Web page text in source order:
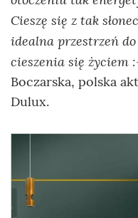
Cieszę się z tak
idealna przestrzeń
cieszenia się życiem
Boczarska, polska
Dulux.